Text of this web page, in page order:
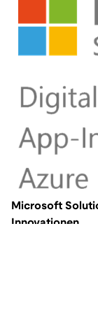
Microsoft
Innovationen